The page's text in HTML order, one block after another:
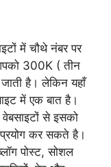
में चौथे नंबर पर
300K ( तीन
है। लेकिन यहाँ
में एक बात है।
वेबसाइटों से इसको
कर सकते है।
पोस्ट, सोशल